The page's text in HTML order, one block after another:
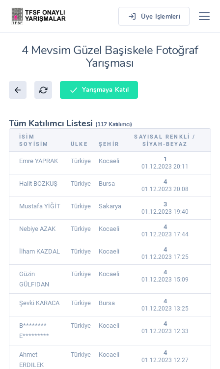
Üye İşlemleri
4 Mevsim Güzel Başiskele Fotoğraf
Yarışması
Yarışmaya Katıl
Tüm Katılımcı Listesi (117 Katılımcı)
İSIM
SOYISIM
ÜLKE ŞEHIR
SAYISAL RENKLI /
SIYAH-BEYAZ
Emre YAPRAK Türkiye Kocaeli 1
01.12.2023 20:11
Halit BOZKUŞ Türkiye Bursa 4
01.12.2023 20:08
Mustafa YİĞİT Türkiye Sakarya 3
01.12.2023 19:40
Nebiye AZAK Türkiye Kocaeli 4
01.12.2023 17:44
İlham KAZDAL Türkiye Kocaeli 4
01.12.2023 17:25
Güzin
GÜLFIDAN
Türkiye Kocaeli 4
01.12.2023 15:09
Şevki KARACA Türkiye Bursa 4
01.12.2023 13:25
B********
E*********
Türkiye Kocaeli 4
01.12.2023 12:33
Ahmet
ERDILEK
Türkiye Kocaeli 4
01.12.2023 12:27